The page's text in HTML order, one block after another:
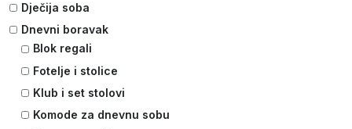
Dječija soba
Dnevni boravak
Blok regali
Fotelje i stolice
Klub i set stolovi
Komode za dnevnu sobu